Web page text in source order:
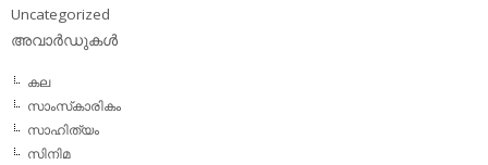
Uncategorized
അവാര്‍ഡുകള്‍
കല
സാംസ്‌കാരികം
സാഹിത്യം
സിനിമ